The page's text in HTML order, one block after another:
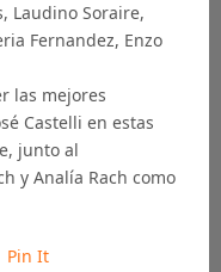
Laudino Soraire,
Fernandez, Enzo
las mejores
Castelli en estas
junto al
y Analía Rach como
Pin It